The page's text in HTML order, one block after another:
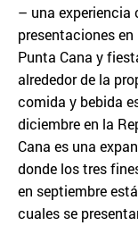
– una experiencia
presentaciones
Punta Cana y
alrededor de la
comida y bebida
diciembre en la
Cana es una
donde los tres
en septiembre
cuales se